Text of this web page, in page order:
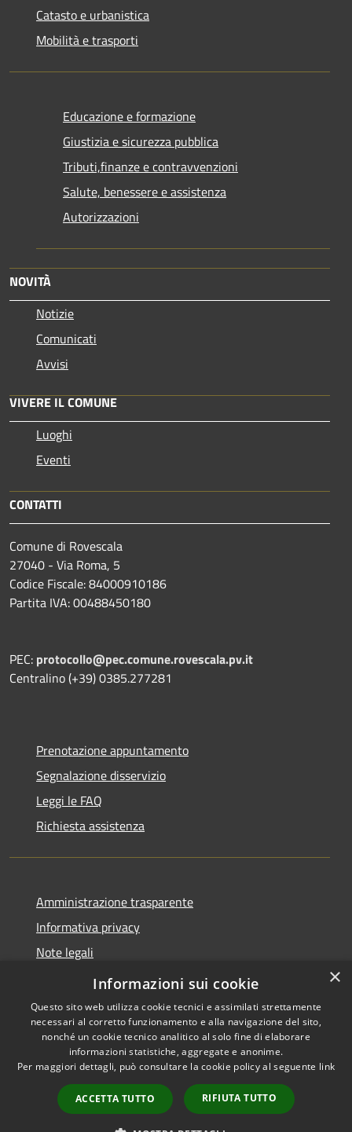
Catasto e urbanistica
Mobilità e trasporti
Educazione e formazione
Giustizia e sicurezza pubblica
Tributi,finanze e contravvenzioni
Salute, benessere e assistenza
Autorizzazioni
NOVITÀ
Notizie
Comunicati
Avvisi
VIVERE IL COMUNE
Luoghi
Eventi
CONTATTI
Comune di Rovescala
27040 - Via Roma, 5
Codice Fiscale: 84000910186
Partita IVA: 00488450180
PEC: protocollo@pec.comune.rovescala.pv.it
Centralino (+39) 0385.277281
Prenotazione appuntamento
Segnalazione disservizio
Leggi le FAQ
Richiesta assistenza
Amministrazione trasparente
Informativa privacy
Note legali
Dichiarazione di accessibilità
Accessibilità
Copyright © 2026 • Comune di
Rovescala • Powered by
Municipium•
Accesso
redazione
×
Informazioni sui cookie
Questo sito web utilizza cookie tecnici e assimilati strettamente
necessari al corretto funzionamento e alla navigazione del sito,
nonché un cookie tecnico analitico al solo fine di elaborare
informazioni statistiche, aggregate e anonime.
Per maggiori dettagli, può consultare la cookie policy al seguente link
ACCETTA TUTTO RIFIUTA TUTTO